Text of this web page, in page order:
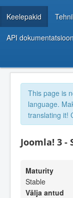
Keelepakid
API
This page is
language.
translating it!
Joomla! 3 -
Maturity
Stable
Välja antud